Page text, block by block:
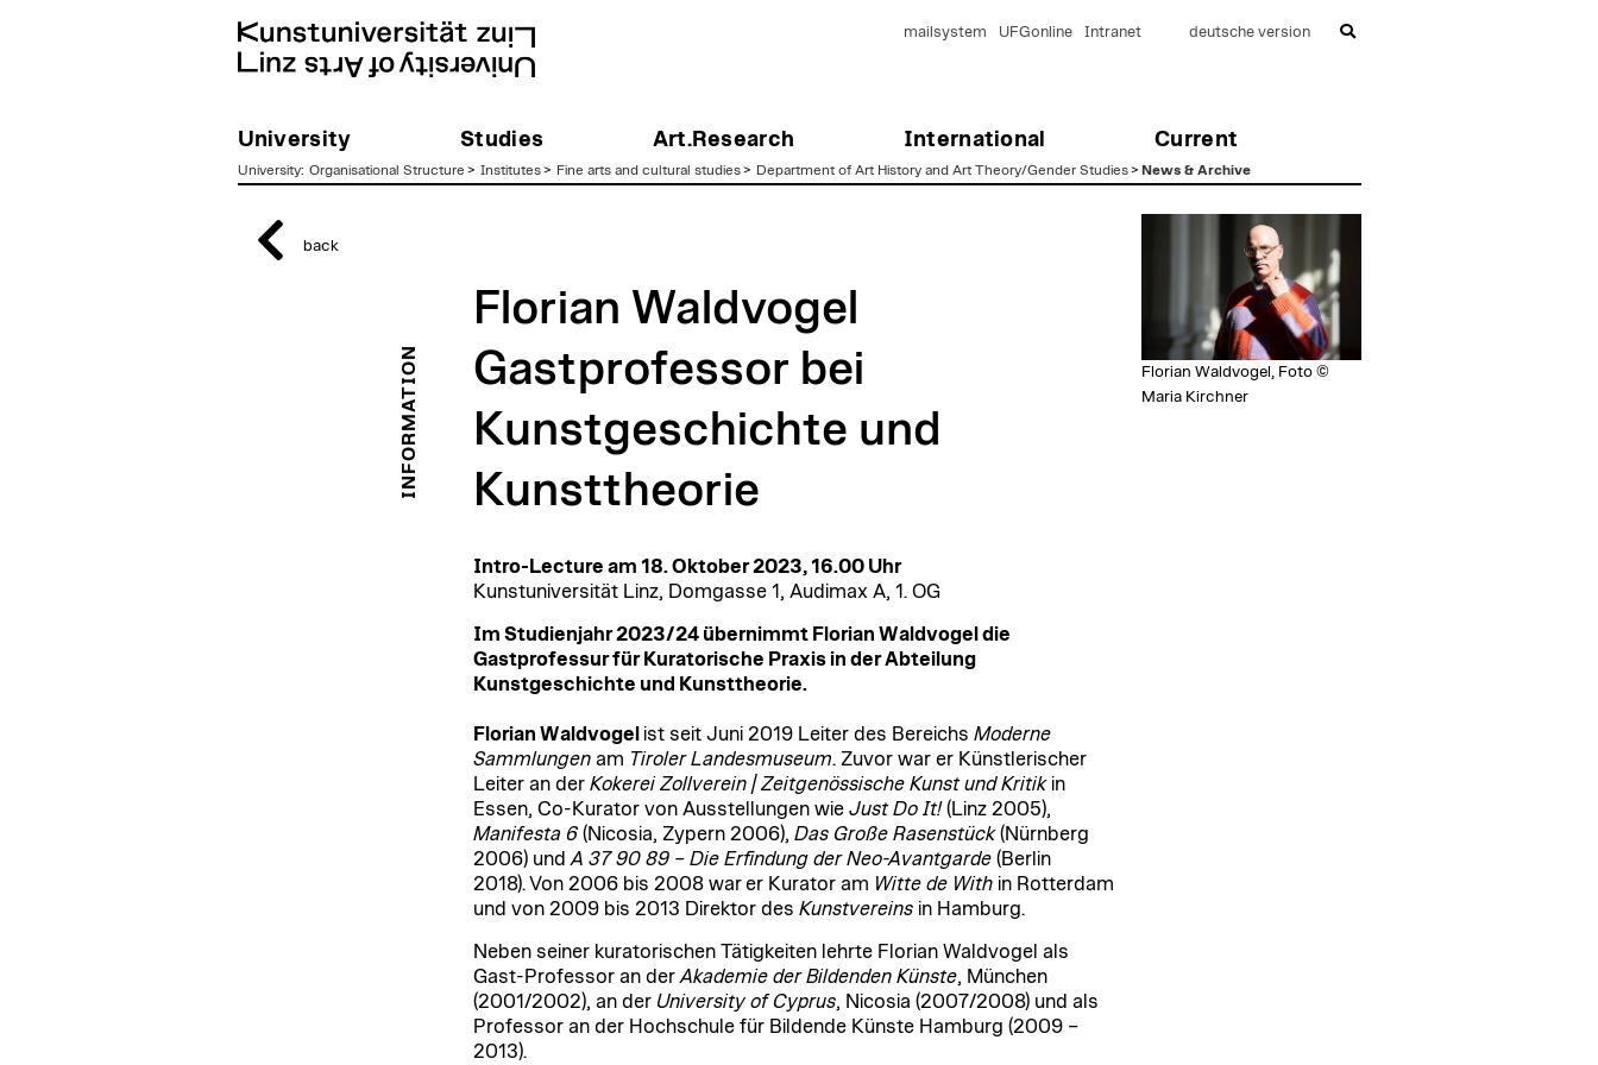
University Studies Art.Research International Current
mailsystem UFGonline Intranet deutsche version
University: Organisational Structure > Institutes> Fine arts and cultural studies> Department of Art History and Art Theory/Gender Studies> News & Archive
back
INFORMATION
Florian Waldvogel
Gastprofessor bei
Kunstgeschichte und
Kunsttheorie
Intro-Lecture am 18. Oktober 2023, 16.00 Uhr
Kunstuniversität Linz, Domgasse 1, Audimax A, 1. OG
Im Studienjahr 2023/24ü bernimmt Florian Waldvogel die
Gastprofessur für Kuratorische Praxis in der Abteilung
Kunstgeschichte und Kunsttheorie.
Florian Waldvogel ist seit Juni 2019 Leiter des Bereichs Moderne
Sammlungenam Tiroler Landesmuseum. Zuvor war er Künstlerischer
Leiter an der Kokerei Zollverein | Zeitgenössische Kunst und Kritik in
Essen, Co-Kurator von Ausstellungen wie Just Do It! (Linz 2005),
Manifesta 6(Nicosia, Zypern 2006), Das Große Rasenstück(Nürnberg
2006) und A 37 90 89 – Die Erfindung der Neo-Avantgarde(Berlin
2018). Von 2006 bis 2008 war er Kurator am Witte de Within Rotterdam
und von 2009 bis 2013 Direktor des Kunstvereins in Hamburg.
Neben seiner kuratorischen Tätigkeiten lehrte Florian Waldvogel als
Gast-Professor an der Akademie der Bildenden Künste, München
(2001/2002), an der University of Cyprus, Nicosia (2007/2008) und als
Professor an der Hochschule für Bildende Künste Hamburg (2009 –
2013).
Florian Waldvogel, Foto ©
Maria Kirchner